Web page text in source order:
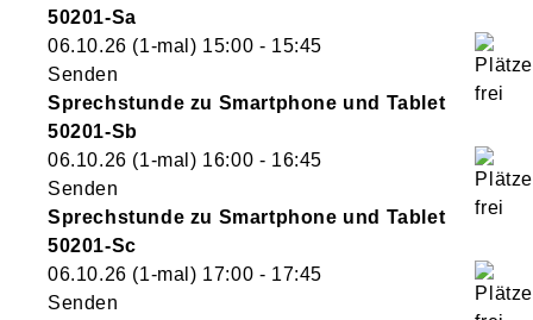
50201-Sa
06.10.26 (1-mal) 15:00 - 15:45
Senden
Sprechstunde zu Smartphone und Tablet
50201-Sb
06.10.26 (1-mal) 16:00 - 16:45
Senden
Sprechstunde zu Smartphone und Tablet
50201-Sc
06.10.26 (1-mal) 17:00 - 17:45
Senden